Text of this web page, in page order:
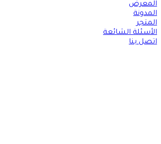
المعرض
المدونة
المتجر
الأسئلة الشائعة
اتصل بنا